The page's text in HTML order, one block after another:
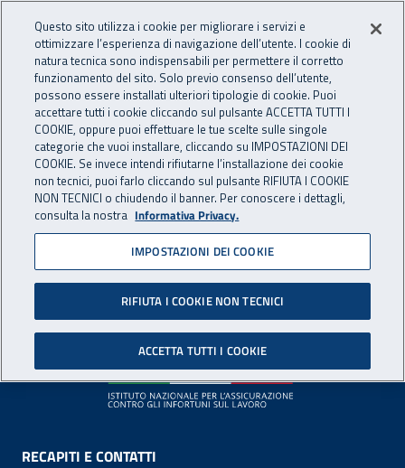
INAIL - Istituto Nazionale
Apri cerca
Navigazione principale
Pagina non disponibile
Il contenuto non è stato trovato. Per continuare la
navigazione è possibile ritornare alla
Footer
RECAPITI E CONTATTI
Questo sito utilizza i cookie per migliorare i servizi e
ottimizzare l’esperienza di navigazione dell’utente. I cookie di
natura tecnica sono indispensabili per permettere il corretto
funzionamento del sito. Solo previo consenso dell’utente,
possono essere installati ulteriori tipologie di cookie. Puoi
accettare tutti i cookie cliccando sul pulsante ACCETTA TUTTI I
COOKIE, oppure puoi effettuare le tue scelte sulle singole
categorie che vuoi installare, cliccando su IMPOSTAZIONI DEI
COOKIE. Se invece intendi rifiutarne l’installazione dei cookie
non tecnici, puoi farlo cliccando sul pulsante RIFIUTA I COOKIE
NON TECNICI o chiudendo il banner. Per conoscere i dettagli,
consulta la nostra Informativa Privacy.
IMPOSTAZIONI DEI COOKIE
RIFIUTA I COOKIE NON TECNICI
ACCETTA TUTTI I COOKIE